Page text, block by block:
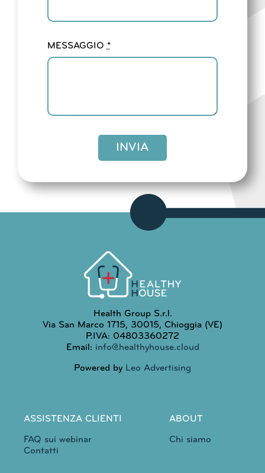
MESSAGGIO *
INVIA
Health Group S.r.l.
Via San Marco 1715, 30015, Chioggia (VE)
P.IVA: 04803360272
Email: info@healthyhouse.cloud
Powered by Leo Advertising
ASSISTENZA CLIENTI
FAQ sui webinar
Contatti
ABOUT
Chi siamo